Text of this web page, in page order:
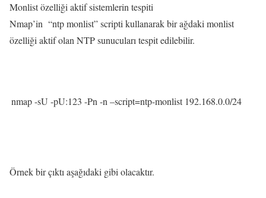
Monlist özelliği aktif sistemlerin tespiti
Nmap’in “ntp monlist” scripti kullanarak bir ağdaki monlist
özelliği aktif olan NTP sunucuları tespit edilebilir.
nmap -sU -pU:123 -Pn -n –script=ntp-monlist 192.168.0.0/24
Örnek bir çıktı aşağıdaki gibi olacaktır.